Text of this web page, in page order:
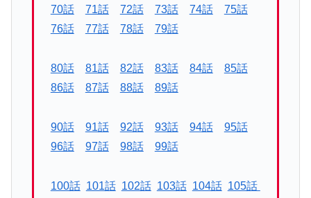
70話 71話 72話 73話 74話
75話
76話
77話 78話 79話
80話 81話 82話 83話 84話
85話
86話
87話 88話 89話
90話 91話 92話 93話 94話
95話
96話
97話 98話 99話
100話 101話 102話 103話 104話 105話